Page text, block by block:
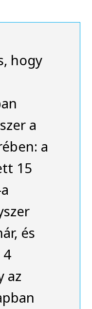
hogy
a
a
15
és
az